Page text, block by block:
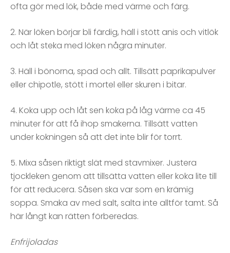
ofta gör med lök, både med värme och färg.
2. När löken börjar bli färdig, häll i stött anis och vitlök
och låt steka med löken några minuter.
3. Häll i bönorna, spad och allt. Tillsätt paprikapulver
eller chipotle, stött i mortel eller skuren i bitar.
4. Koka upp och låt sen koka på låg värme ca 45
minuter för att få ihop smakerna. Tillsätt vatten
under kokningen så att det inte blir för torrt.
5. Mixa såsen riktigt slät med stavmixer. Justera
tjockleken genom att tillsätta vatten eller koka lite till
för att reducera. Såsen ska var som en krämig
soppa. Smaka av med salt, salta inte alltför tamt. Så
här långt kan rätten förberedas.
Enfrijoladas